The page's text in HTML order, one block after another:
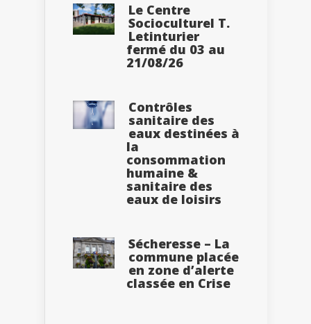
Le Centre
Socioculturel T.
Letinturier
fermé du 03 au
21/08/26
Contrôles
sanitaire des
eaux destinées à
la
consommation
humaine &
sanitaire des
eaux de loisirs
Sécheresse – La
commune placée
en zone d’alerte
classée en Crise